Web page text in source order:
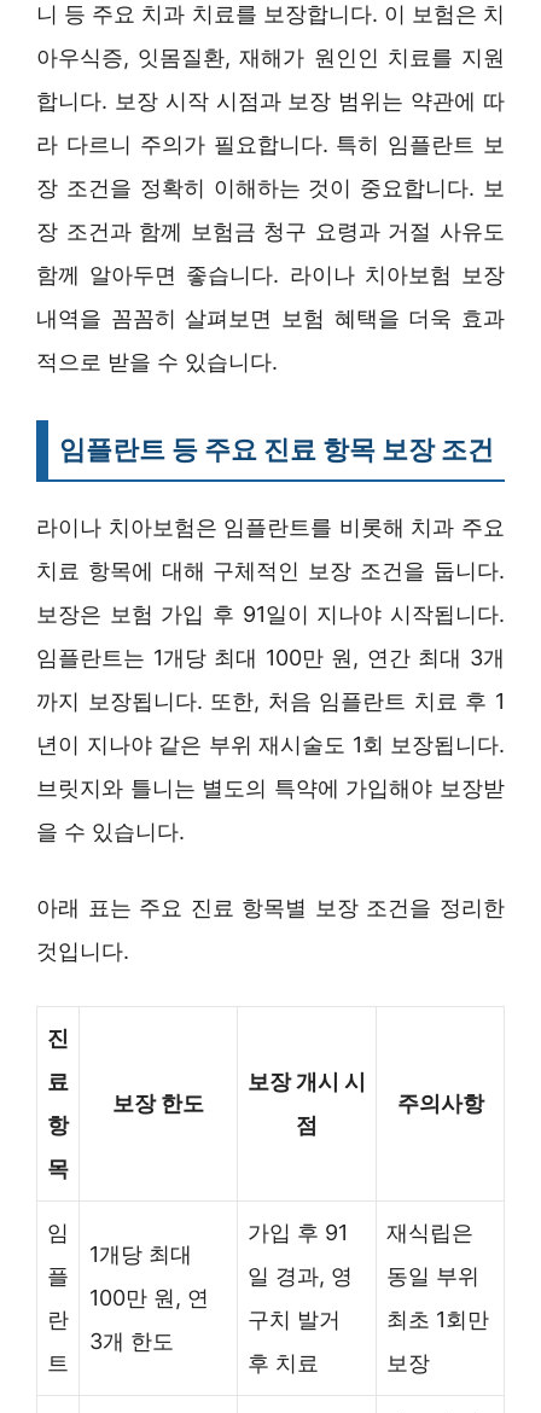
니 등 주요 치과 치료를 보장합니다. 이 보험은 치
아우식증, 잇몸질환, 재해가 원인인 치료를 지원
합니다. 보장 시작 시점과 보장 범위는 약관에 따
라 다르니 주의가 필요합니다. 특히 임플란트 보
장 조건을 정확히 이해하는 것이 중요합니다. 보
장 조건과 함께 보험금 청구 요령과 거절 사유도
함께 알아두면 좋습니다. 라이나 치아보험 보장
내역을 꼼꼼히 살펴보면 보험 혜택을 더욱 효과
적으로 받을 수 있습니다.
임플란트 등 주요 진료 항목 보장 조건
라이나 치아보험은 임플란트를 비롯해 치과 주요
치료 항목에 대해 구체적인 보장 조건을 둡니다.
보장은 보험 가입 후 91일이 지나야 시작됩니다.
임플란트는 1개당 최대 100만 원, 연간 최대 3개
까지 보장됩니다. 또한, 처음 임플란트 치료 후 1
년이 지나야 같은 부위 재시술도 1회 보장됩니다.
브릿지와 틀니는 별도의 특약에 가입해야 보장받
을 수 있습니다.
아래 표는 주요 진료 항목별 보장 조건을 정리한
것입니다.
진
료
항
목
보장 한도
보장 개시 시
점
주의사항
임
플
란
트
1개당 최대
100만 원, 연
3개 한도
가입 후 91
일 경과, 영
구치 발거
후 치료
재식립은
동일 부위
최초 1회만
보장